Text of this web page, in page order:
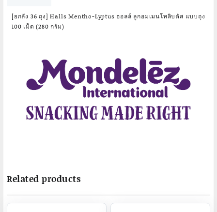
[ยกลัง 36 ถุง] Halls Mentho-Lyptus ฮอลล์ ลูกอมเมนโทลิบตัส แบบถุง
100 เม็ด (280 กรัม)
Related products